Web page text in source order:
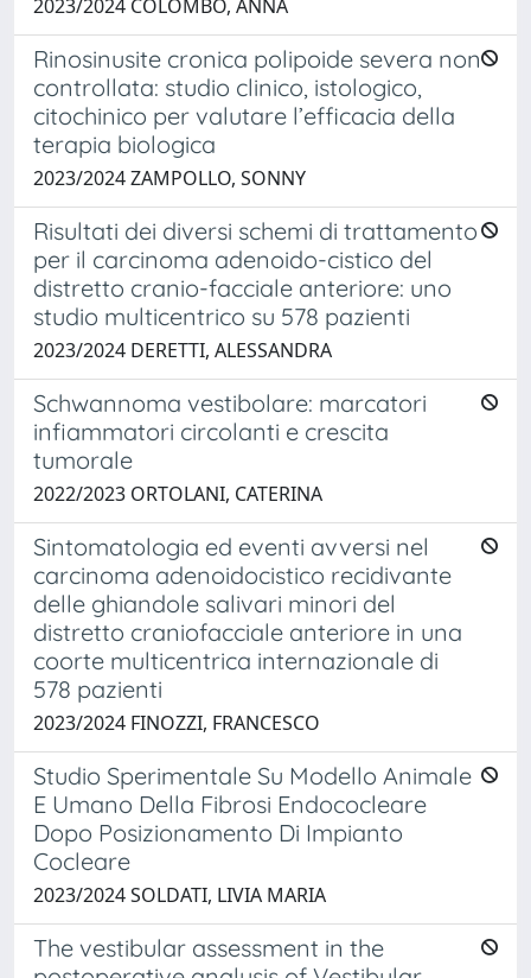
2023/2024 COLOMBO, ANNA
Rinosinusite cronica polipoide severa non
controllata: studio clinico, istologico,
citochinico per valutare l’efficacia della
terapia biologica
2023/2024 ZAMPOLLO, SONNY
Risultati dei diversi schemi di trattamento
per il carcinoma adenoido-cistico del
distretto cranio-facciale anteriore: uno
studio multicentrico su 578 pazienti
2023/2024 DERETTI, ALESSANDRA
Schwannoma vestibolare: marcatori
infiammatori circolanti e crescita
tumorale
2022/2023 ORTOLANI, CATERINA
Sintomatologia ed eventi avversi nel
carcinoma adenoidocistico recidivante
delle ghiandole salivari minori del
distretto craniofacciale anteriore in una
coorte multicentrica internazionale di
578 pazienti
2023/2024 FINOZZI, FRANCESCO
Studio Sperimentale Su Modello Animale
E Umano Della Fibrosi Endococleare
Dopo Posizionamento Di Impianto
Cocleare
2023/2024 SOLDATI, LIVIA MARIA
The vestibular assessment in the